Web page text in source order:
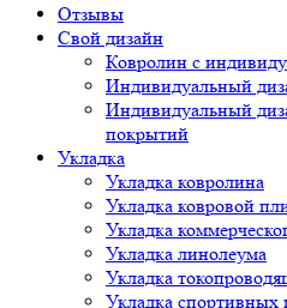
Отзывы
Свой дизайн
Ковролин с
Индивидуальный
Индивидуальный
покрытий
Укладка
Укладка ковролина
Укладка ковровой
Укладка
Укладка линолеума
Укладка
Укладка спортивных